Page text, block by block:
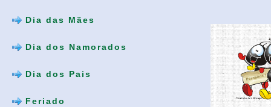
Dia das Mães
Dia dos Namorados
Dia dos Pais
Feriado